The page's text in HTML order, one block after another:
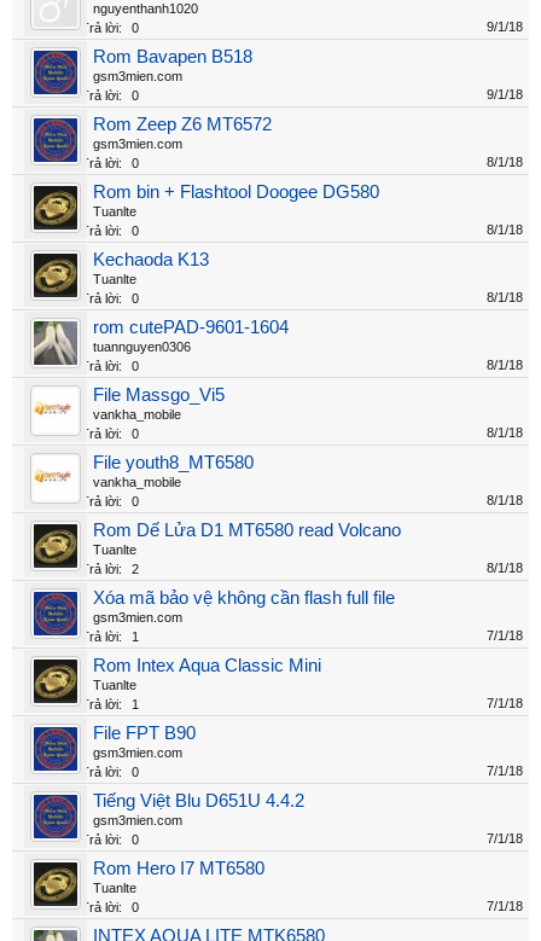
nguyenthanh1020
Trả lời:
0 9/1/18
Rom Bavapen B518
gsm3mien.com
Trả lời:
0 9/1/18
Rom Zeep Z6 MT6572
gsm3mien.com
Trả lời:
0 8/1/18
Rom bin + Flashtool Doogee DG580
Tuanlte
Trả lời:
0 8/1/18
Kechaoda K13
Tuanlte
Trả lời:
0 8/1/18
rom cutePAD-9601-1604
tuannguyen0306
Trả lời:
0 8/1/18
File Massgo_Vi5
vankha_mobile
Trả lời:
0 8/1/18
File youth8_MT6580
vankha_mobile
Trả lời:
0 8/1/18
Rom Dế Lửa D1 MT6580 read Volcano
Tuanlte
Trả lời:
2 8/1/18
Xóa mã bảo vệ không cần flash full file
gsm3mien.com
Trả lời:
1 7/1/18
Rom Intex Aqua Classic Mini
Tuanlte
Trả lời:
1 7/1/18
File FPT B90
gsm3mien.com
Trả lời:
0 7/1/18
Tiếng Việt Blu D651U 4.4.2
gsm3mien.com
Trả lời:
0 7/1/18
Rom Hero I7 MT6580
Tuanlte
Trả lời:
0 7/1/18
INTEX AQUA LITE MTK6580